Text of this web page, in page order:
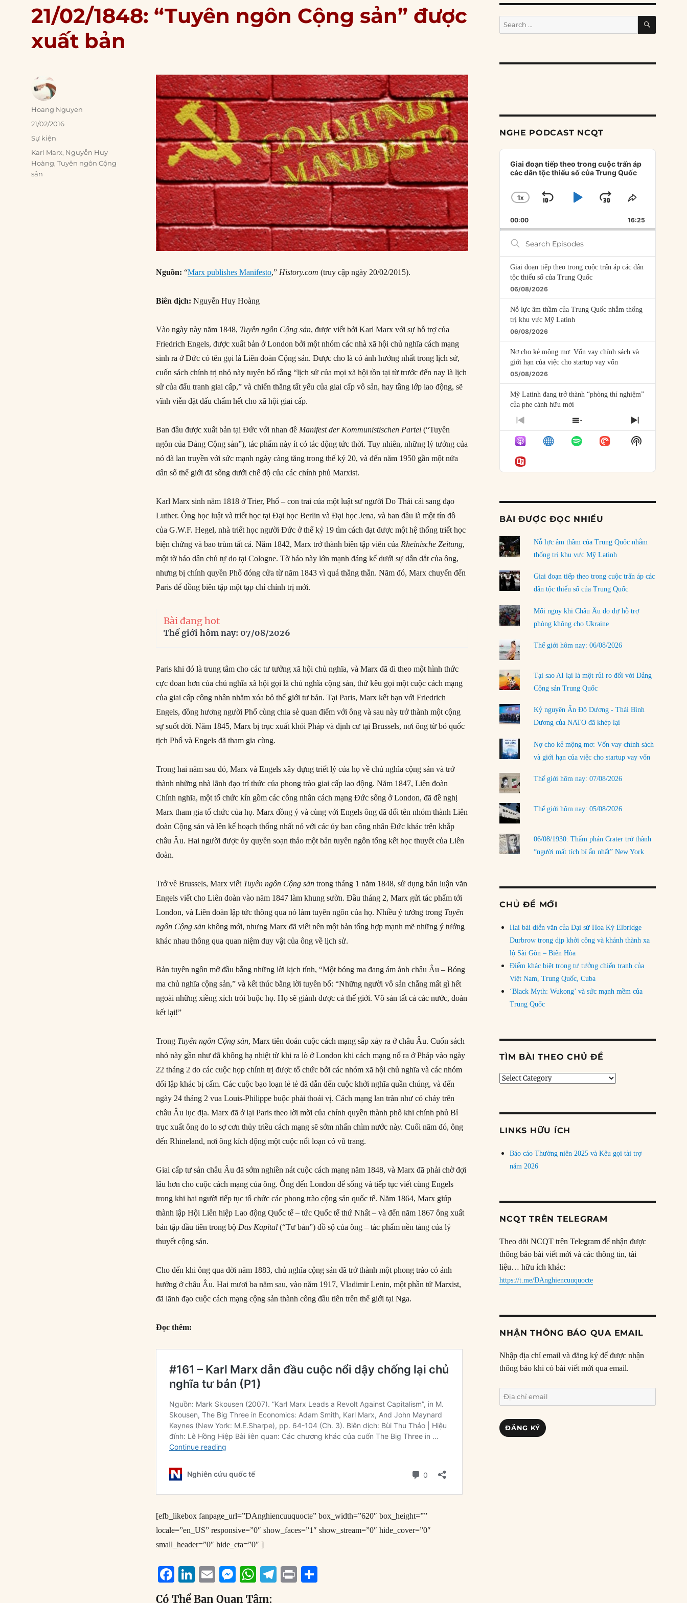
21/02/1848: “Tuyên ngôn Cộng sản” được
xuất bản
Nguồn: “Marx publishes Manifesto,” History.com (truy cập ngày 20/02/2015).
Biên dịch: Nguyễn Huy Hoàng
Vào ngày này năm 1848, Tuyên ngôn Cộng sản, được viết bởi Karl Marx với sự hỗ trợ của
Friedrich Engels, được xuất bản ở London bởi một nhóm các nhà xã hội chủ nghĩa cách mạng
sinh ra ở Đức có tên gọi là Liên đoàn Cộng sản. Được cho là có ảnh hưởng nhất trong lịch sử,
cuốn sách chính trị nhỏ này tuyên bố rằng “lịch sử của mọi xã hội tồn tại từ trước đến nay là lịch
sử của đấu tranh giai cấp,” và chiến thắng tất yếu của giai cấp vô sản, hay tầng lớp lao động, sẽ
vĩnh viễn đặt dấu chấm hết cho xã hội giai cấp.
Ban đầu được xuất bản tại Đức với nhan đề Manifest der Kommunistischen Partei (“Tuyên
ngôn của Đảng Cộng sản”), tác phẩm này ít có tác động tức thời. Tuy nhiên, những lý tưởng của
nó đã lan truyền với sức mạnh ngày càng tăng trong thế kỷ 20, và đến năm 1950 gần một nửa
dân số thế giới đã sống dưới chế độ của các chính phủ Marxist.
Karl Marx sinh năm 1818 ở Trier, Phổ – con trai của một luật sư người Do Thái cải sang đạo
Luther. Ông học luật và triết học tại Đại học Berlin và Đại học Jena, và ban đầu là một tín đồ
của G.W.F. Hegel, nhà triết học người Đức ở thế kỷ 19 tìm cách đạt được một hệ thống triết học
biện chứng và bao trùm tất cả. Năm 1842, Marx trở thành biên tập viên của Rheinische Zeitung,
một tờ báo dân chủ tự do tại Cologne. Tờ báo này lớn mạnh đáng kể dưới sự dẫn dắt của ông,
nhưng bị chính quyền Phổ đóng cửa từ năm 1843 vì quá thẳng thắn. Năm đó, Marx chuyển đến
Paris để đồng biên tập một tạp chí chính trị mới.
Bài đang hot
Thế giới hôm nay: 07/08/2026
Paris khi đó là trung tâm cho các tư tưởng xã hội chủ nghĩa, và Marx đã đi theo một hình thức
cực đoan hơn của chủ nghĩa xã hội gọi là chủ nghĩa cộng sản, thứ kêu gọi một cuộc cách mạng
của giai cấp công nhân nhằm xóa bỏ thế giới tư bản. Tại Paris, Marx kết bạn với Friedrich
Engels, đồng hương người Phổ cùng chia sẻ quan điểm với ông và sau này trở thành một cộng
sự suốt đời. Năm 1845, Marx bị trục xuất khỏi ​​Pháp và định cư tại Brussels, nơi ông từ bỏ quốc
tịch Phổ và Engels đã tham gia cùng.
Trong hai năm sau đó, Marx và Engels xây dựng triết lý của họ về chủ nghĩa cộng sản và trở
thành những nhà lãnh đạo trí thức của phong trào giai cấp lao động. Năm 1847, Liên đoàn
Chính nghĩa, một tổ chức kín gồm các công nhân cách mạng Đức sống ở London, đã đề nghị
Marx tham gia tổ chức của họ. Marx đồng ý và cùng với Engels ông đã đổi tên nhóm thành Liên
đoàn Cộng sản và lên kế hoạch thống nhất nó với các ủy ban công nhân Đức khác trên khắp
châu Âu. Hai người được ủy quyền soạn thảo một bản tuyên ngôn tổng kết học thuyết của Liên
đoàn.
Trở về Brussels, Marx viết Tuyên ngôn Cộng sản trong tháng 1 năm 1848, sử dụng bản luận văn
Engels viết cho Liên đoàn vào năm 1847 làm khung sườn. Đầu tháng 2, Marx gửi tác phẩm tới
London, và Liên đoàn lập tức thông qua nó làm tuyên ngôn của họ. Nhiều ý tưởng trong Tuyên
ngôn Cộng sản không mới, nhưng Marx đã viết nên một bản tổng hợp mạnh mẽ những ý tưởng
khác nhau thông qua quan niệm duy vật của ông về lịch sử.
Bản tuyên ngôn mở đầu bằng những lời kịch tính, “Một bóng ma đang ám ảnh châu Âu – Bóng
ma chủ nghĩa cộng sản,” và kết thúc bằng lời tuyên bố: “Những người vô sản chẳng mất gì hết
ngoài những xiềng xích trói buộc họ. Họ sẽ giành được cả thế giới. Vô sản tất cả các nước, đoàn
kết lại!”
Trong Tuyên ngôn Cộng sản, Marx tiên đoán cuộc cách mạng sắp xảy ra ở châu Âu. Cuốn sách
nhỏ này gần như đã không hạ nhiệt từ khi ra lò ở London khi cách mạng nổ ra ở Pháp vào ngày
22 tháng 2 do các cuộc họp chính trị được tổ chức bởi các nhóm xã hội chủ nghĩa và các nhóm
đối lập khác bị cấm. Các cuộc bạo loạn lẻ tẻ đã dẫn đến cuộc khởi nghĩa quần chúng, và đến
ngày 24 tháng 2 vua Louis-Philippe buộc phải thoái vị. Cách mạng lan tràn như cỏ cháy trên
châu Âu lục địa. Marx đã ở lại Paris theo lời mời của chính quyền thành phố khi chính phủ Bỉ
trục xuất ông do lo sợ cơn thủy triều cách mạng sẽ sớm nhấn chìm nước này. Cuối năm đó, ông
đến Rhineland, nơi ông kích động một cuộc nổi loạn có vũ trang.
Giai cấp tư sản châu Âu đã sớm nghiền nát cuộc cách mạng năm 1848, và Marx đã phải chờ đợi
lâu hơn cho cuộc cách mạng của ông. Ông đến London để sống và tiếp tục viết cùng Engels
trong khi hai người tiếp tục tổ chức các phong trào cộng sản quốc tế. Năm 1864, Marx giúp
thành lập Hội Liên hiệp Lao động Quốc tế – tức Quốc tế thứ Nhất – và đến năm 1867 ông xuất
bản tập đầu tiên trong bộ Das Kapital (“Tư bản”) đồ sộ của ông – tác phẩm nền tảng của lý
thuyết cộng sản.
Cho đến khi ông qua đời năm 1883, chủ nghĩa cộng sản đã trở thành một phong trào có ảnh
hưởng ở châu Âu. Hai mươi ba năm sau, vào năm 1917, Vladimir Lenin, một phần tử Marxist,
đã lãnh đạo cuộc cách mạng cộng sản thành công đầu tiên trên thế giới tại Nga.
Đọc thêm:
[efb_likebox fanpage_url=”DAnghiencuuquocte” box_width=”620″ box_height=””
locale=”en_US” responsive=”0″ show_faces=”1″ show_stream=”0″ hide_cover=”0″
small_header=”0″ hide_cta=”0″ ]
F
a
Li
n
E
m
M W
h
T
P
Có Thể Bạn Quan Tâm:
Author
Hoang Nguyen
Posted
21/02/2016
Categories
Sự kiện
Tags
Karl Marx, Nguyễn Huy
Hoàng,Tuyên ngôn Cộng
sản
Search
for:
SEARCH
NGHE PODCAST NCQT
Audio
Player
Giai đoạn tiếp theo trong cuộc trấn áp
các dân tộc thiểu số của Trung Quốc
CHANGE
RATE
1X
SKIP
BACKWARD
PLAYJUMP
FORWARD
SHARE
EPISODE
00:00 16:25
Search
Episodes
Giai đoạn tiếp theo trong cuộc trấn áp các dân
tộc thiểu số của Trung Quốc
06/08/2026
Nỗ lực âm thầm của Trung Quốc nhằm thống
trị khu vực Mỹ Latinh
06/08/2026
Nợ cho kẻ mộng mơ: Vốn vay chính sách và
giới hạn của việc cho startup vay vốn
05/08/2026
Mỹ Latinh đang trở thành “phòng thí nghiệm”
của phe cánh hữu mới
04/08/2026
Tại sao Trung Quốc phủ nhận cuộc gặp với
Ngoại trưởng Nhật Bản?
04/08/2026
03/08/2026
Đặt cược vào thất bại: Các quỹ đầu tư mạo
rủi ro
02/08/2026
Làm thế nào để kết thúc Chiến tranh Iran?
01/08/2026
Chiến lược kế tiếp của Bắc Kinh ở Biển Đông
31/07/2026
Trật tự thế giới mới: Các nước nhỏ sẽ luôn
phải chịu đựng?
30/07/2026
LOAD MORE
PREVIOUS
EPISODE
SHOW
EPISODES
LIST
NEXT
EPISODE
Show
Podcast
BÀI ĐƯỢC ĐỌC NHIỀU
Nỗ lực âm thầm của Trung Quốc nhằm
thống trị khu vực Mỹ Latinh
Giai đoạn tiếp theo trong cuộc trấn áp các
dân tộc thiểu số của Trung Quốc
Mối nguy khi Châu Âu do dự hỗ trợ
phòng không cho Ukraine
Thế giới hôm nay: 06/08/2026
Tại sao AI lại là một rủi ro đối với Đảng
Cộng sản Trung Quốc
Kỷ nguyên Ấn Độ Dương - Thái Bình
Dương của NATO đã khép lại
Nợ cho kẻ mộng mơ: Vốn vay chính sách
và giới hạn của việc cho startup vay vốn
Thế giới hôm nay: 07/08/2026
Thế giới hôm nay: 05/08/2026
06/08/1930: Thẩm phán Crater trở thành
“người mất tích bí ẩn nhất” New York
CHỦ ĐỀ MỚI
Hai bài diễn văn của Đại sứ Hoa Kỳ Elbridge
Durbrow trong dịp khởi công và khánh thành xa
lộ Sài Gòn – Biên Hòa
Điểm khác biệt trong tư tưởng chiến tranh của
Việt Nam, Trung Quốc, Cuba
‘Black Myth: Wukong’ và sức mạnh mềm của
Trung Quốc
TÌM BÀI THEO CHỦ ĐỀ
Tìm
chủ
LINKS HỮU ÍCH
Báo cáo Thường niên 2025 và Kêu gọi tài trợ
năm 2026
NCQT TRÊN TELEGRAM
Theo dõi NCQT trên Telegram để nhận được
thông báo bài viết mới và các thông tin, tài
liệu… hữu ích khác:
https://t.me/DAnghiencuuquocte
NHẬN THÔNG BÁO QUA EMAIL
Nhập địa chỉ email và đăng ký để được nhận
thông báo khi có bài viết mới qua email.
Địa
chỉ
email
ĐĂNG KÝ